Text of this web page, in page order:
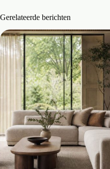
Gerelateerde berichten